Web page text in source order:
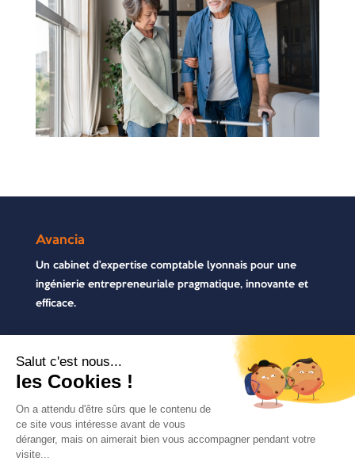
Avancia
Un cabinet d’expertise comptable lyonnais pour une
ingénierie entrepreneuriale pragmatique, innovante et
efficace.
Contactez-nous
04 72 71 54 72
30, rue Pré Gaudry, 69007 Lyon
contact@avancia.fr